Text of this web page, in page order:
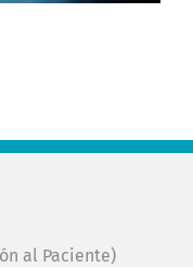
al Paciente)